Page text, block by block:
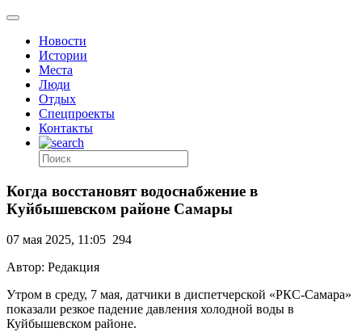
Новости
Истории
Места
Люди
Отдых
Спецпроекты
Контакты
Когда восстановят водоснабжение в
Куйбышевском районе Самары
07 мая 2025, 11:05 294
Автор: Редакция
Утром в среду, 7 мая, датчики в диспетчерской «РКС-Самара»
показали резкое падение давления холодной воды в
Куйбышевском районе.